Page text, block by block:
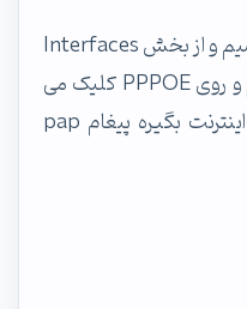
ولی وارد تنظیمات KERIO می شیم و از بخش Interfaces
رابط internet انتخاب می کنیم و روی PPPOE کلیک می
کنیم که بتونه از وصل بشه و اینترنت بگیره پیغام pap